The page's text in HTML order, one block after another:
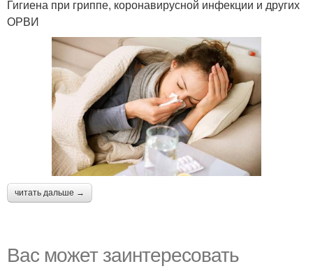
Гигиена при гриппе, коронавирусной инфекции и других
ОРВИ
читать дальше →
Вас может заинтересовать